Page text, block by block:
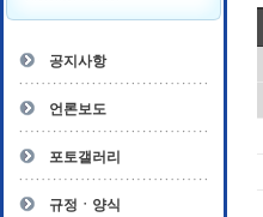
- 피해상담사 1급
- 전문수련감독자
- 전문수련기관
공지사항
언론보도
포토갤러리
규정ㆍ양식